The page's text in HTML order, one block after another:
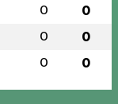
0 0
0 0
0 0